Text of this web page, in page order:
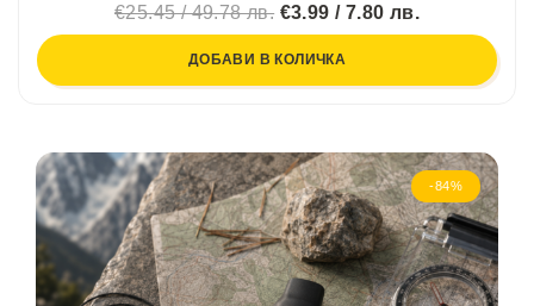
€25.45 / 49.78 лв. €3.99 / 7.80 лв.
ДОБАВИ В КОЛИЧКА
-84%